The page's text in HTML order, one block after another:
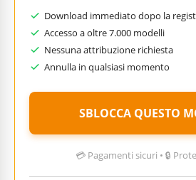
Download immediato dopo la
Accesso a oltre 7.000 modelli
Nessuna attribuzione richiesta
Annulla in qualsiasi momento
SBLOCCA QUESTO
💳 Pagamenti sicuri • 🔒